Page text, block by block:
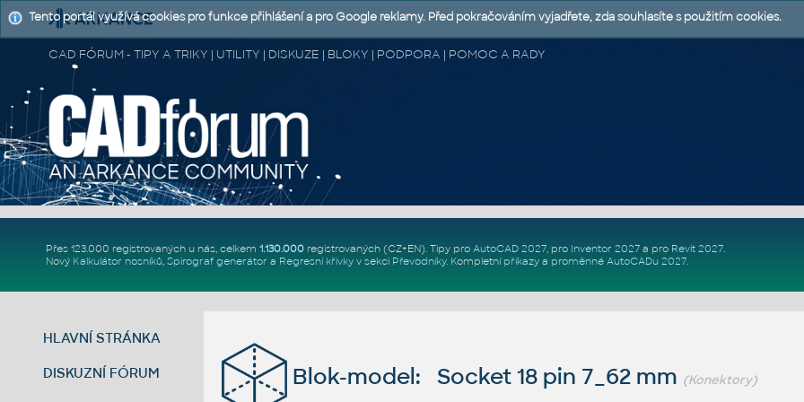
CAD FÓRUM - TIPY A TRIKY | UTILITY | DISKUZE | BLOKY | PODPORA | POMOC A RADY
Přes 123.000 registrovaných u nás, celkem 1.130.000registrovaných (CZ+EN). Tipy pro AutoCAD 2027, pro Inventor 2027a pro Revit 2027.
Nový Kalkulátor nosníků, Spirograf generátor a Regresní křivkyv sekci Převodníky. Kompletní příkazya proměnné AutoCADu 2027.
HLAVNÍ STRÁNKA
DISKUZNÍ FÓRUM Blok-model: Socket 18 pin 7_62 mm (Konektory)
Tento portál využívá cookies pro funkce přihlášení a pro Google reklamy. Před pokračováním vyjadřete, zda souhlasíte s použitím cookies.